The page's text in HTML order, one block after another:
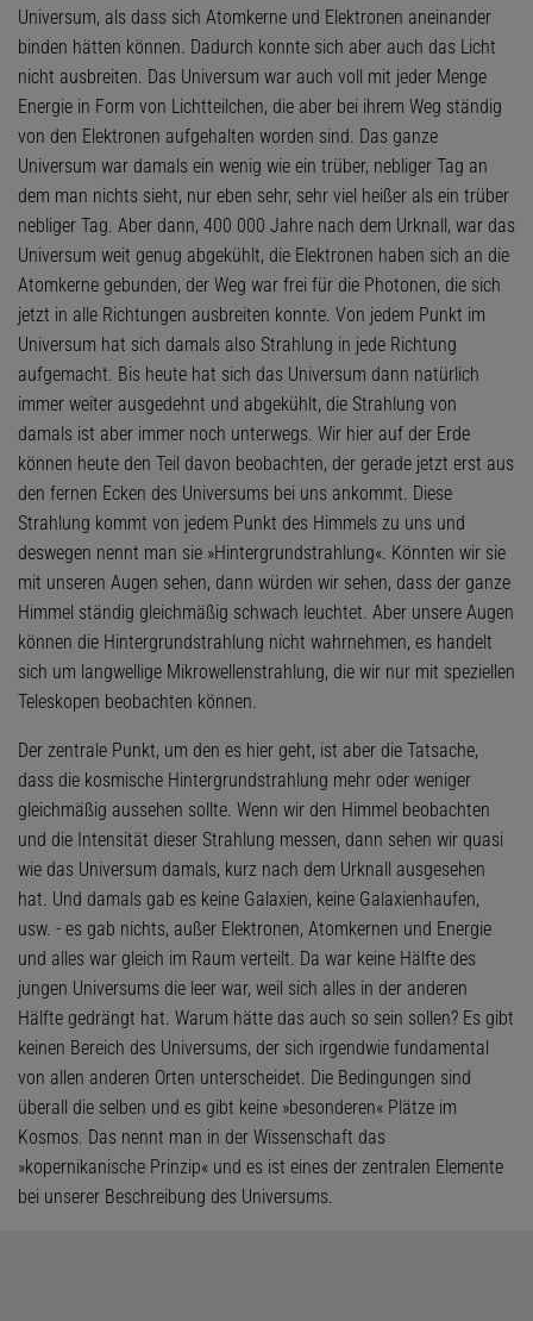
Universum, als dass sich Atomkerne und Elektronen aneinander
binden hätten können. Dadurch konnte sich aber auch das Licht
nicht ausbreiten. Das Universum war auch voll mit jeder Menge
Energie in Form von Lichtteilchen, die aber bei ihrem Weg ständig
von den Elektronen aufgehalten worden sind. Das ganze
Universum war damals ein wenig wie ein trüber, nebliger Tag an
dem man nichts sieht, nur eben sehr, sehr viel heißer als ein trüber
nebliger Tag. Aber dann, 400 000 Jahre nach dem Urknall, war das
Universum weit genug abgekühlt, die Elektronen haben sich an die
Atomkerne gebunden, der Weg war frei für die Photonen, die sich
jetzt in alle Richtungen ausbreiten konnte. Von jedem Punkt im
Universum hat sich damals also Strahlung in jede Richtung
aufgemacht. Bis heute hat sich das Universum dann natürlich
immer weiter ausgedehnt und abgekühlt, die Strahlung von
damals ist aber immer noch unterwegs. Wir hier auf der Erde
können heute den Teil davon beobachten, der gerade jetzt erst aus
den fernen Ecken des Universums bei uns ankommt. Diese
Strahlung kommt von jedem Punkt des Himmels zu uns und
deswegen nennt man sie »Hintergrundstrahlung«. Könnten wir sie
mit unseren Augen sehen, dann würden wir sehen, dass der ganze
Himmel ständig gleichmäßig schwach leuchtet. Aber unsere Augen
können die Hintergrundstrahlung nicht wahrnehmen, es handelt
sich um langwellige Mikrowellenstrahlung, die wir nur mit speziellen
Teleskopen beobachten können.
Der zentrale Punkt, um den es hier geht, ist aber die Tatsache,
dass die kosmische Hintergrundstrahlung mehr oder weniger
gleichmäßig aussehen sollte. Wenn wir den Himmel beobachten
und die Intensität dieser Strahlung messen, dann sehen wir quasi
wie das Universum damals, kurz nach dem Urknall ausgesehen
hat. Und damals gab es keine Galaxien, keine Galaxienhaufen,
usw. - es gab nichts, außer Elektronen, Atomkernen und Energie
und alles war gleich im Raum verteilt. Da war keine Hälfte des
jungen Universums die leer war, weil sich alles in der anderen
Hälfte gedrängt hat. Warum hätte das auch so sein sollen? Es gibt
keinen Bereich des Universums, der sich irgendwie fundamental
von allen anderen Orten unterscheidet. Die Bedingungen sind
überall die selben und es gibt keine »besonderen« Plätze im
Kosmos. Das nennt man in der Wissenschaft das
»kopernikanische Prinzip« und es ist eines der zentralen Elemente
bei unserer Beschreibung des Universums.